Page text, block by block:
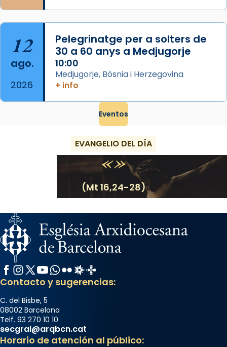
12
ago.
2026
Pelegrinatge per a solters de
30 a 60 anys a Medjugorje
10:00
Medjugorje, Bòsnia i Herzegovina
+ info
Eventos
EVANGELIO DEL DÍA
(Mt 16,24-28)
Facebook
Instagram
X / Twitter
YouTube
WhatsApp
FlickrRadio Estel
Catalunya Cristiana
Contacto y sugerencias:
C. del Bisbe, 5
08002 Barcelona
Telf. 93 270 10 10
secgral@arqbcn.cat
Horario de atención al público: